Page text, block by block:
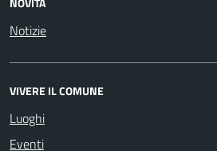
Notizie
VIVERE IL COMUNE
Luoghi
Eventi